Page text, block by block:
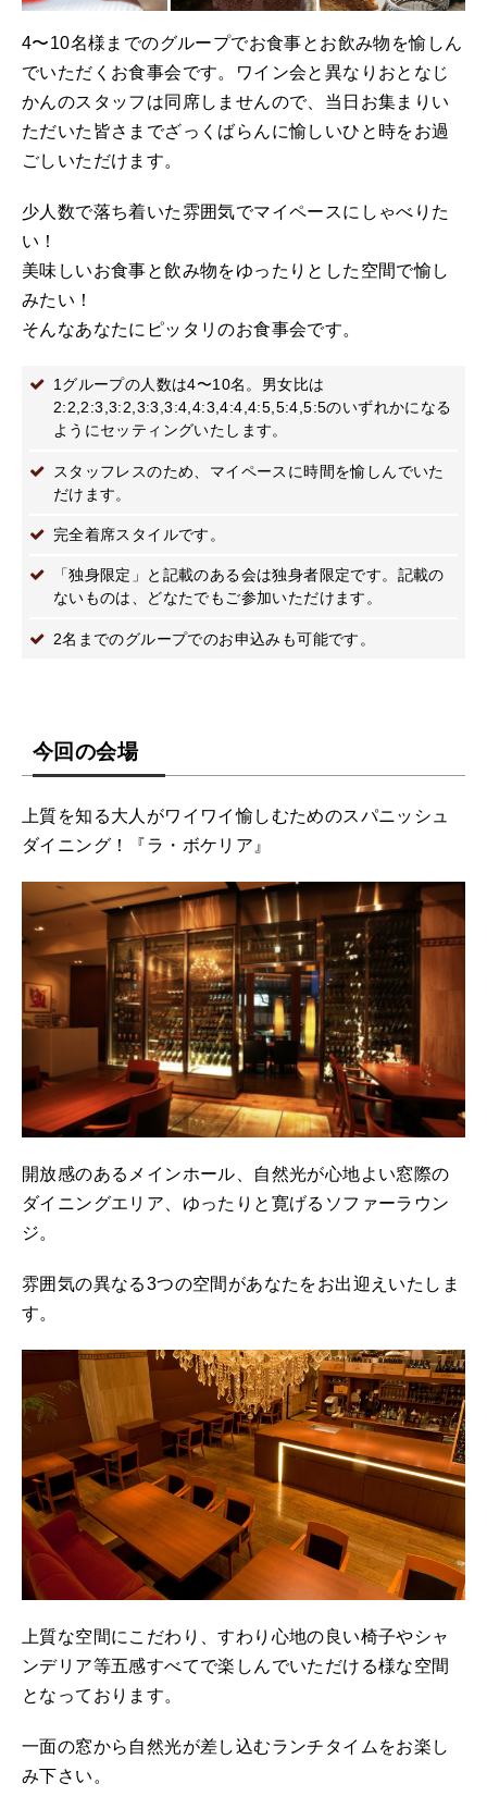
4〜10名様までのグループでお食事とお飲み物を愉しん
でいただくお食事会です。ワイン会と異なりおとなじ
かんのスタッフは同席しませんので、当日お集まりい
ただいた皆さまでざっくばらんに愉しいひと時をお過
ごしいただけます。
少人数で落ち着いた雰囲気でマイペースにしゃべりた
い！
美味しいお食事と飲み物をゆったりとした空間で愉し
みたい！
そんなあなたにピッタリのお食事会です。
1グループの人数は4〜10名。男女比は
2:2,2:3,3:2,3:3,3:4,4:3,4:4,4:5,5:4,5:5のいずれかになる
ようにセッティングいたします。
スタッフレスのため、マイペースに時間を愉しんでいた
だけます。
完全着席スタイルです。
「独身限定」と記載のある会は独身者限定です。記載の
ないものは、どなたでもご参加いただけます。
2名までのグループでのお申込みも可能です。
今回の会場
上質を知る大人がワイワイ愉しむためのスパニッシュ
ダイニング！『ラ・ボケリア』
開放感のあるメインホール、自然光が心地よい窓際の
ダイニングエリア、ゆったりと寛げるソファーラウン
ジ。
雰囲気の異なる3つの空間があなたをお出迎えいたしま
す。
上質な空間にこだわり、すわり心地の良い椅子やシャ
ンデリア等五感すべてで楽しんでいただける様な空間
となっております。
一面の窓から自然光が差し込むランチタイムをお楽し
み下さい。